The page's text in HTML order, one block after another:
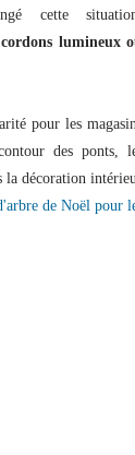
cette
lumineux
pour les
des ponts,
décoration
de Noël pour